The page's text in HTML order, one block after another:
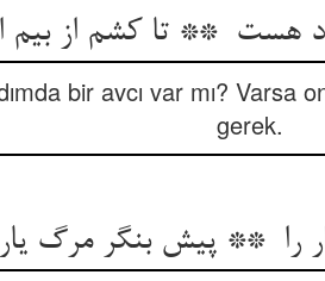
bir avcı var mı? Varsa
gerek.